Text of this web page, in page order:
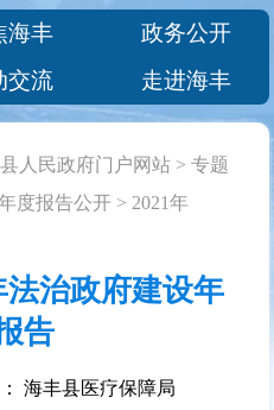
海丰
政务公开
交流 走进海丰
人民政府门户网站 >专题
度报告公开 > 2021年
法治政府建设年
告
海丰县医疗保障局